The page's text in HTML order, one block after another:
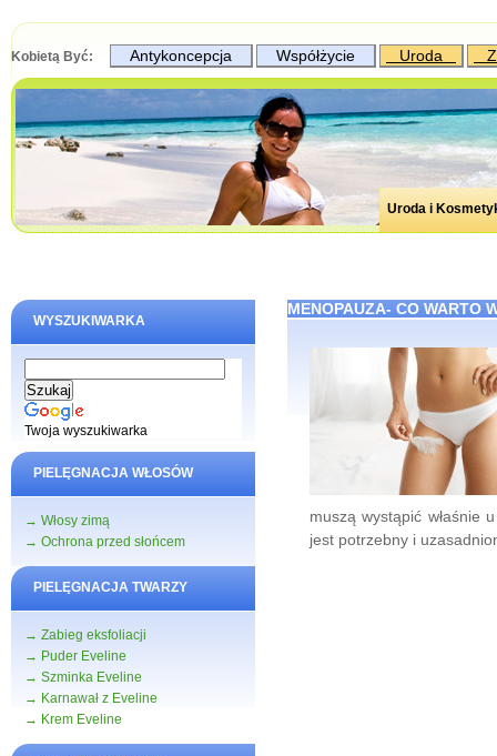
Kobietą Być: Antykoncepcja Współżycie Uroda
Uroda i
WYSZUKIWARKA
Twoja wyszukiwarka
PIELĘGNACJA WŁOSÓW
→ Włosy zimą
→ Ochrona przed słońcem
PIELĘGNACJA TWARZY
→ Zabieg eksfoliacji
→ Puder Eveline
→ Szminka Eveline
→ Karnawał z Eveline
→ Krem Eveline
MENOPAUZA- CO WARTO
muszą wystąpić właśnie
jest potrzebny i